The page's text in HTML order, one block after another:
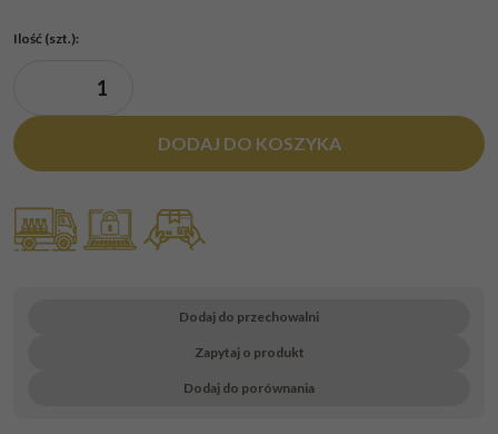
Ilość (szt.):
DODAJ DO KOSZYKA
Dodaj do przechowalni
Zapytaj o produkt
Dodaj do porównania